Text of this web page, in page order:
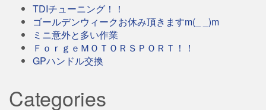
TDIチューニング！！
ゴールデンウィークお休み頂きますm(_ _)m
ミニ意外と多い作業
ＦｏｒｇｅＭＯＴＯＲＳＰＯＲＴ！！
GPハンドル交換
Categories